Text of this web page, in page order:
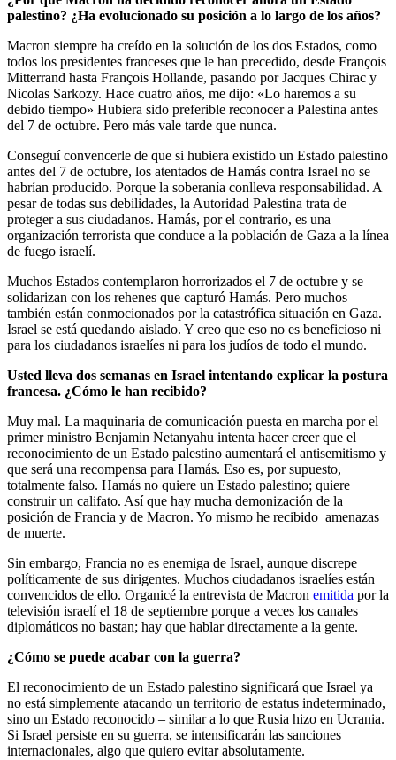
palestino? ¿Ha evolucionado su posición a lo largo de los años?
Macron siempre ha creído en la solución de los dos Estados, como
todos los presidentes franceses que le han precedido, desde François
Mitterrand hasta François Hollande, pasando por Jacques Chirac y
Nicolas Sarkozy. Hace cuatro años, me dijo: «Lo haremos a su
debido tiempo» Hubiera sido preferible reconocer a Palestina antes
del 7 de octubre. Pero más vale tarde que nunca.
Conseguí convencerle de que si hubiera existido un Estado palestino
antes del 7 de octubre, los atentados de Hamás contra Israel no se
habrían producido. Porque la soberanía conlleva responsabilidad. A
pesar de todas sus debilidades, la Autoridad Palestina trata de
proteger a sus ciudadanos. Hamás, por el contrario, es una
organización terrorista que conduce a la población de Gaza a la línea
de fuego israelí.
Muchos Estados contemplaron horrorizados el 7 de octubre y se
solidarizan con los rehenes que capturó Hamás. Pero muchos
también están conmocionados por la catastrófica situación en Gaza.
Israel se está quedando aislado. Y creo que eso no es beneficioso ni
para los ciudadanos israelíes ni para los judíos de todo el mundo.
Usted lleva dos semanas en Israel intentando explicar la postura
francesa. ¿Cómo le han recibido?
Muy mal. La maquinaria de comunicación puesta en marcha por el
primer ministro Benjamin Netanyahu intenta hacer creer que el
reconocimiento de un Estado palestino aumentará el antisemitismo y
que será una recompensa para Hamás. Eso es, por supuesto,
totalmente falso. Hamás no quiere un Estado palestino; quiere
construir un califato. Así que hay mucha demonización de la
posición de Francia y de Macron. Yo mismo he recibido amenazas
de muerte.
Sin embargo, Francia no es enemiga de Israel, aunque discrepe
políticamente de sus dirigentes. Muchos ciudadanos israelíes están
convencidos de ello. Organicé la entrevista de Macron emitida por la
televisión israelí el 18 de septiembre porque a veces los canales
diplomáticos no bastan; hay que hablar directamente a la gente.
¿Cómo se puede acabar con la guerra?
El reconocimiento de un Estado palestino significará que Israel ya
no está simplemente atacando un territorio de estatus indeterminado,
sino un Estado reconocido – similar a lo que Rusia hizo en Ucrania.
Si Israel persiste en su guerra, se intensificarán las sanciones
internacionales, algo que quiero evitar absolutamente.